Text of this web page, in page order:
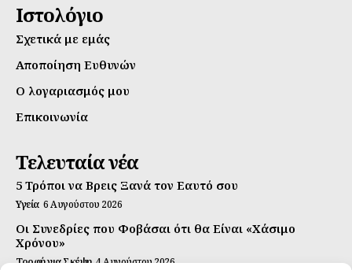
Ιστολόγιο
Σχετικά με εμάς
Αποποίηση Ευθυνών
Ο λογαριασμός μου
Επικοινωνία
Τελευταία νέα
5 Τρόποι να Βρεις Ξανά τον Εαυτό σου
Υγεία 6 Αυγούστου 2026
Οι Συνεδρίες που Φοβάσαι ότι θα Είναι «Χάσιμο
Χρόνου»
Τροφή για Σκέψη 4 Αυγούστου 2026